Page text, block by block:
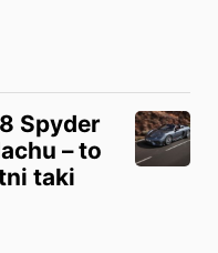
Spyder
– to
taki